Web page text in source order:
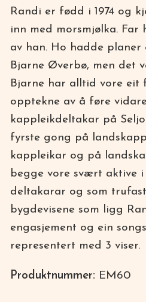
Randi er fødd i 1974 og
inn med morsmjølka.
av han. Ho hadde
Bjarne Øverbø, men det
Bjarne har alltid vore eit
opptekne av å føre
kappleikdeltakar på
fyrste gong på
kappleikar og på
begge vore svært aktive i
deltakarar og som
bygdevisene som ligg
engasjement og ein
representert med 3 viser.
Produktnummer: EM60